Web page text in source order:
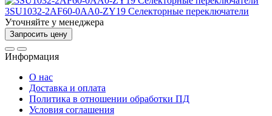
3SU1032-2AF60-0AA0-ZY19 Селекторные переключатели
Уточняйте у менеджера
Запросить цену
Информация
О нас
Доставка и оплата
Политика в отношении обработки ПД
Условия соглашения